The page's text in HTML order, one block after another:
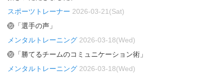
スポーツトレーナー 2026-03-21(Sat)
🏐「選手の声」
メンタルトレーニング 2026-03-18(Wed)
🏐「勝てるチームのコミュニケーション術」
メンタルトレーニング 2026-03-18(Wed)